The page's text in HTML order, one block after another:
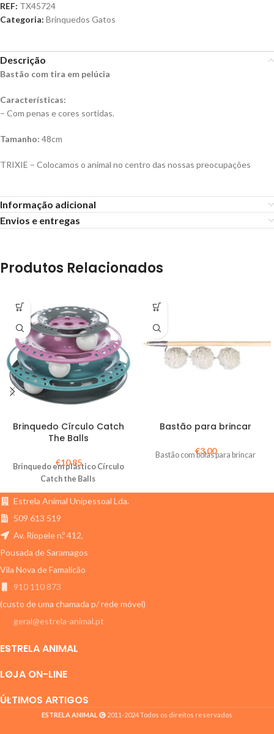
REF: TX45724
Categoria: Brinquedos Gatos
Descrição
Bastão com tira em pelúcia
Características:
– Com penas e cores sortidas.
Tamanho: 48cm
TRIXIE – Colocamos o animal no centro das nossas preocupações
Informação adicional
Envios e entregas
Produtos Relacionados
Brinquedo Círculo Catch
The Balls
€10,85
Brinquedo em plástico Círculo
Catch the Balls
Bastão para brincar
€3,00
Bastão com bolas para brincar
Estrela Animal Unipessoal Lda.
509 613 519
Av. Riopele n.º 412,
Pousada de Saramagos
Vila Nova de Famalicão
910 110 873
(custo de uma chamada p/ rede móvel)
geral@estrela-animal.pt
ESTRELA ANIMAL
LOJA ON-LINE
ÚLTIMOS ARTIGOS
ESTRELA ANIMAL 2011-2024 Todos os direitos reservados